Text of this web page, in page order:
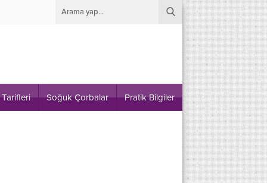
Soğuk Çorbalar Pratik Bilgiler